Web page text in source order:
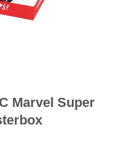
Marvel Super